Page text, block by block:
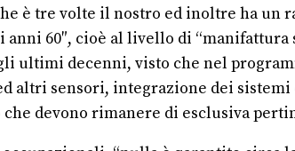
è tre volte il nostro ed inoltre ha un
60″, cioè al livello di “manifattura
ultimi decenni, visto che nel
altri sensori, integrazione dei
devono rimanere di esclusiva